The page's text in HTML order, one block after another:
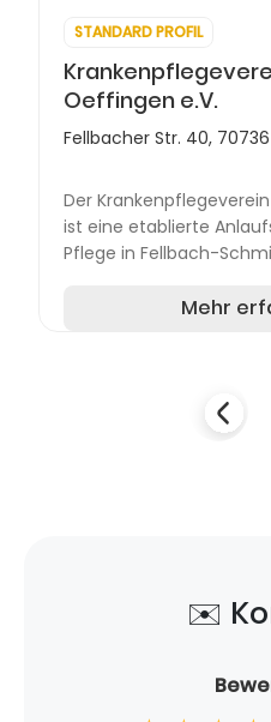
STANDARD PROFIL
Oeffingen e.V.
Fellbacher Str. 40,
Der
ist eine etablierte
Pflege in Fellbach-
Menschen einMehr
✉️